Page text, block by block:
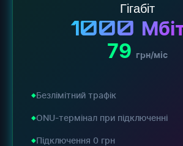
Гігабіт
1000
79 грн/міс
Безлімітний трафік
ONU-термінал при підключенні
Підключення 0 грн